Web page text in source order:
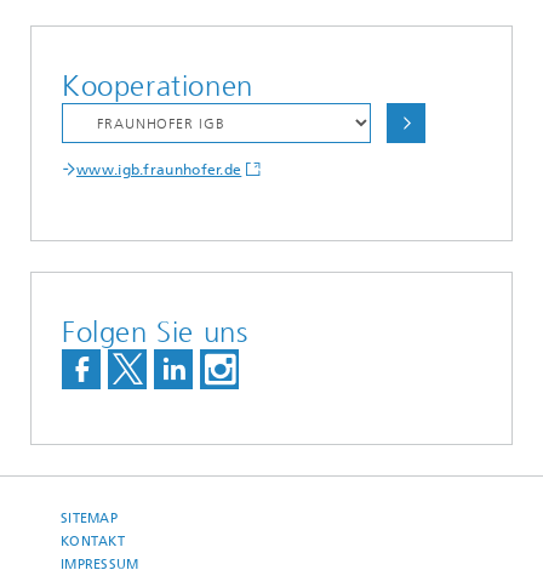
Kooperationen
www.igb.fraunhofer.de
Folgen Sie uns
SITEMAP
KONTAKT
IMPRESSUM